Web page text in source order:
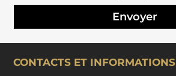
Envoyer
CONTACTS ET INFORMATIONS